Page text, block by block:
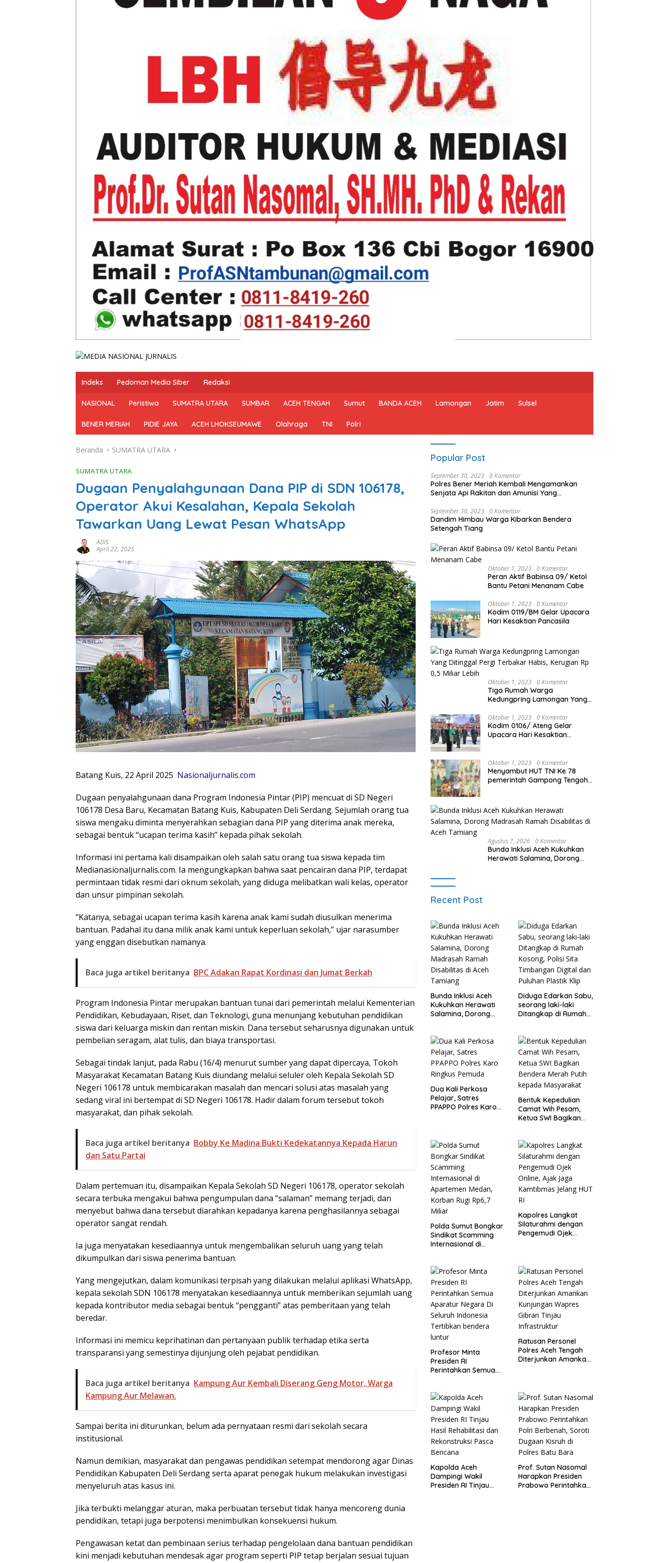
Indeks Pedoman Media Siber Redaksi
NASIONAL Peristiwa SUMATRA UTARA SUMBAR ACEH TENGAH Sumut BANDA ACEH Lamongan Jatim Sulsel
BENER MERIAH PIDIE JAYA ACEH LHOKSEUMAWE Olahraga TNI Polri
Beranda SUMATRA UTARA
SUMATRA UTARA
Dugaan Penyalahgunaan Dana PIP di SDN 106178,
Operator Akui Kesalahan, Kepala Sekolah
Tawarkan Uang Lewat Pesan WhatsApp
ADIS
April 22, 2025
Batang Kuis, 22 April 2025 Nasionaljurnalis.com
Dugaan penyalahgunaan dana Program Indonesia Pintar (PIP) mencuat di SD Negeri
106178 Desa Baru, Kecamatan Batang Kuis, Kabupaten Deli Serdang. Sejumlah orang tua
siswa mengaku diminta menyerahkan sebagian dana PIP yang diterima anak mereka,
sebagai bentuk “ucapan terima kasih” kepada pihak sekolah.
Informasi ini pertama kali disampaikan oleh salah satu orang tua siswa kepada tim
Medianasionaljurnalis.com. Ia mengungkapkan bahwa saat pencairan dana PIP, terdapat
permintaan tidak resmi dari oknum sekolah, yang diduga melibatkan wali kelas, operator
dan unsur pimpinan sekolah.
“Katanya, sebagai ucapan terima kasih karena anak kami sudah diusulkan menerima
bantuan. Padahal itu dana milik anak kami untuk keperluan sekolah,” ujar narasumber
yang enggan disebutkan namanya.
Baca juga artikel beritanya BPC Adakan Rapat Kordinasi dan Jumat Berkah
Program Indonesia Pintar merupakan bantuan tunai dari pemerintah melalui Kementerian
Pendidikan, Kebudayaan, Riset, dan Teknologi, guna menunjang kebutuhan pendidikan
siswa dari keluarga miskin dan rentan miskin. Dana tersebut seharusnya digunakan untuk
pembelian seragam, alat tulis, dan biaya transportasi.
Sebagai tindak lanjut, pada Rabu (16/4) menurut sumber yang dapat dipercaya, Tokoh
Masyarakat Kecamatan Batang Kuis diundang melalui seluler oleh Kepala Sekolah SD
Negeri 106178 untuk membicarakan masalah dan mencari solusi atas masalah yang
sedang viral ini bertempat di SD Negeri 106178. Hadir dalam forum tersebut tokoh
masyarakat, dan pihak sekolah.
Baca juga artikel beritanya Bobby Ke Madina Bukti Kedekatannya Kepada Harun
dan Satu Partai
Dalam pertemuan itu, disampaikan Kepala Sekolah SD Negeri 106178, operator sekolah
secara terbuka mengakui bahwa pengumpulan dana “salaman” memang terjadi, dan
menyebut bahwa dana tersebut diarahkan kepadanya karena penghasilannya sebagai
operator sangat rendah.
Ia juga menyatakan kesediaannya untuk mengembalikan seluruh uang yang telah
dikumpulkan dari siswa penerima bantuan.
Yang mengejutkan, dalam komunikasi terpisah yang dilakukan melalui aplikasi WhatsApp,
kepala sekolah SDN 106178 menyatakan kesediaannya untuk memberikan sejumlah uang
kepada kontributor media sebagai bentuk “pengganti” atas pemberitaan yang telah
beredar.
Informasi ini memicu keprihatinan dan pertanyaan publik terhadap etika serta
transparansi yang semestinya dijunjung oleh pejabat pendidikan.
Baca juga artikel beritanya Kampung Aur Kembali Diserang Geng Motor, Warga
Kampung Aur Melawan.
Sampai berita ini diturunkan, belum ada pernyataan resmi dari sekolah secara
institusional.
Namun demikian, masyarakat dan pengawas pendidikan setempat mendorong agar Dinas
Pendidikan Kabupaten Deli Serdang serta aparat penegak hukum melakukan investigasi
menyeluruh atas kasus ini.
Jika terbukti melanggar aturan, maka perbuatan tersebut tidak hanya mencoreng dunia
pendidikan, tetapi juga berpotensi menimbulkan konsekuensi hukum.
Pengawasan ketat dan pembinaan serius terhadap pengelolaan dana bantuan pendidikan
kini menjadi kebutuhan mendesak agar program seperti PIP tetap berjalan sesuai tujuan
Popular Post
September 30, 2023 0 Komentar
Polres Bener Meriah Kembali Mengamankan
Senjata Api Rakitan dan Amunisi Yang
September 30, 2023 0 Komentar
Dandim Himbau Warga Kibarkan Bendera
Setengah Tiang
Oktober 1, 2023 0 Komentar
Peran Aktif Babinsa 09/ Ketol
Bantu Petani Menanam Cabe
Oktober 1, 2023 0 Komentar
Kodim 0119/BM Gelar Upacara
Hari Kesaktian Pancasila
Oktober 1, 2023 0 Komentar
Tiga Rumah Warga
Kedungpring Lamongan Yang
Kerugian Rp 0,5 Miliar Lebih
Oktober 1, 2023 0 Komentar
Kodim 0106/ Ateng Gelar
Upacara Hari Kesaktian
Oktober 1, 2023 0 Komentar
Menyambut HUT TNI Ke 78
pemerintah Gampong Tengoh
Agustus 7, 2026 0 Komentar
Bunda Inklusi Aceh Kukuhkan
Herawati Salamina, Dorong
Recent Post
Bunda Inklusi Aceh
Kukuhkan Herawati
Salamina, Dorong
Tamiang
Diduga Edarkan Sabu,
seorang laki-laki
Ditangkap di Rumah
dan Puluhan Plastik
Klip
Dua Kali Perkosa
Pelajar, Satres
PPAPPO Polres Karo
Bentuk Kepedulian
Camat Wih Pesam,
Ketua SWI Bagikan
Polda Sumut Bongkar
Sindikat Scamming
Internasional di
Miliar
Kapolres Langkat
Silaturahmi dengan
Pengemudi Ojek
Profesor Minta
Presiden RI
Perintahkan Semua
Tertibkan bendera
luntur
Ratusan Personel
Polres Aceh Tengah
Diterjunkan Amankan
Kapolda Aceh
Dampingi Wakil
Presiden RI Tinjau
Prof. Sutan Nasomal
Harapkan Presiden
Prabowo Perintahkan